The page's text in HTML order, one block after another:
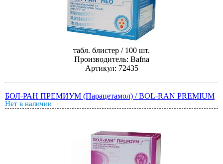
табл. блистер / 100 шт.
Производитель: Bafna
Артикул: 72435
БОЛ-РАН ПРЕМИУМ (Парацетамол) / BOL-RAN PREMIUM
Нет в наличии